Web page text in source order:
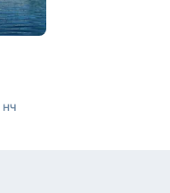
нч